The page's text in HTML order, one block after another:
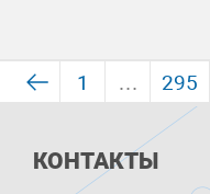
1 … 295
КОНТАКТЫ